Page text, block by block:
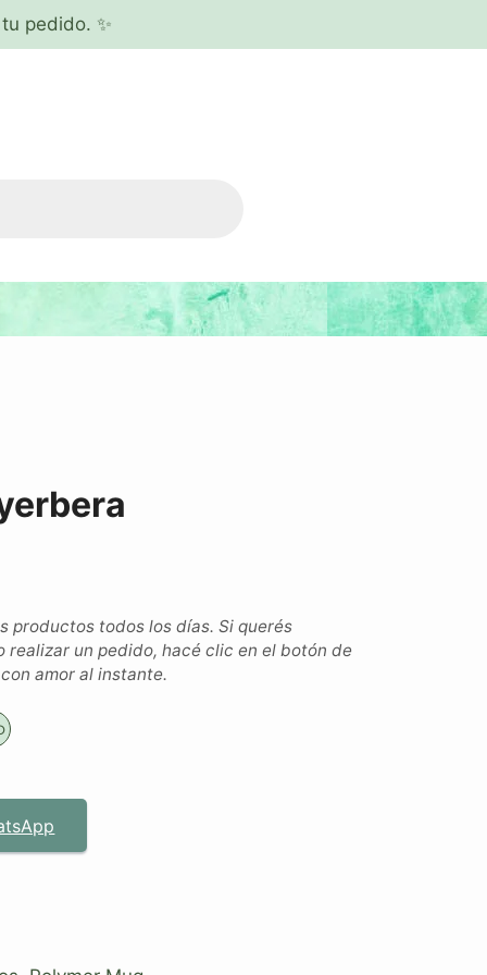
pedido. ✨
productos todos los días. Si querés
un pedido, hacé clic en el botón de
amor al instante.